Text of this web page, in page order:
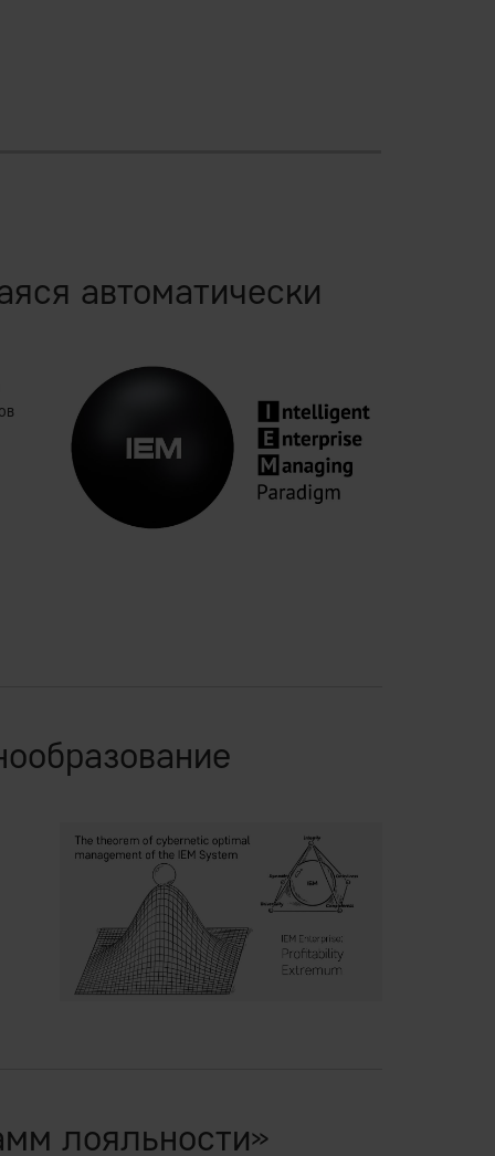
автоматически
лояльности»